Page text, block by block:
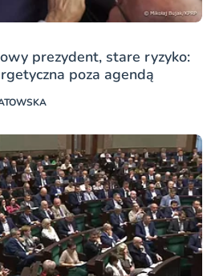
prezydent, stare ryzyko:
poza agendą